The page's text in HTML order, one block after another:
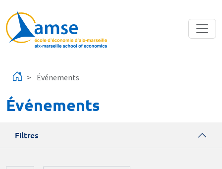
Événements
Événements
Filtres